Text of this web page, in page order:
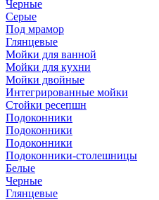
Черные
Серые
Под мрамор
Глянцевые
Мойки для ванной
Мойки для кухни
Мойки двойные
Интегрированные мойки
Стойки ресепшн
Подоконники
Подоконники
Подоконники
Подоконники-столешницы
Белые
Черные
Глянцевые